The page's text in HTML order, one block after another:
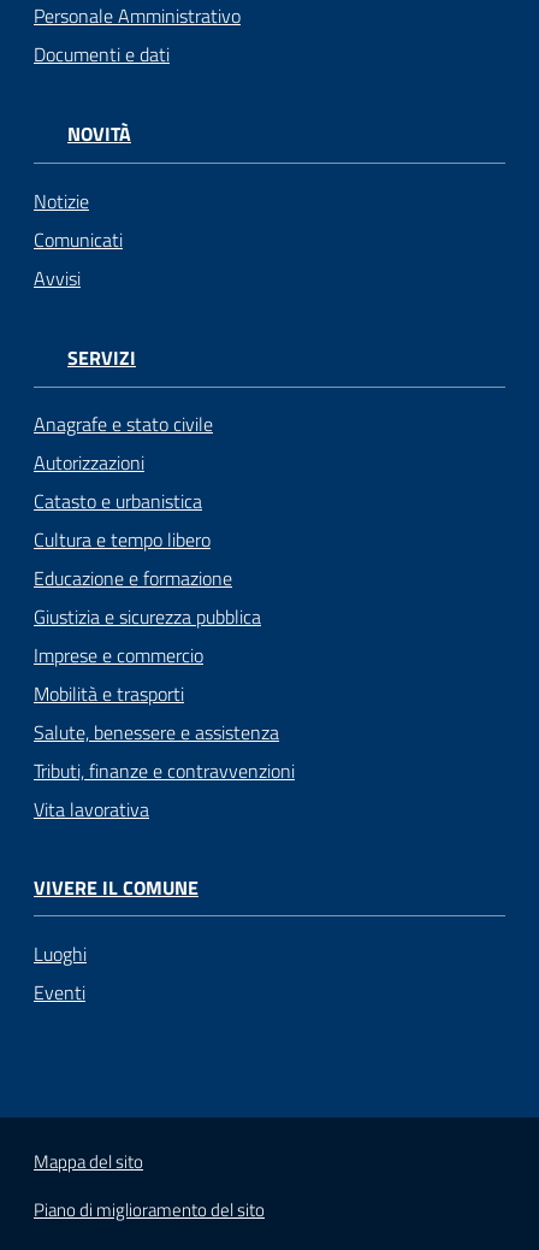
Personale Amministrativo
Documenti e dati
NOVITÀ
Notizie
Comunicati
Avvisi
SERVIZI
Anagrafe e stato civile
Autorizzazioni
Catasto e urbanistica
Cultura e tempo libero
Educazione e formazione
Giustizia e sicurezza pubblica
Imprese e commercio
Mobilità e trasporti
Salute, benessere e assistenza
Tributi, finanze e contravvenzioni
Vita lavorativa
VIVERE IL COMUNE
Luoghi
Eventi
Mappa del sito
Piano di miglioramento del sito